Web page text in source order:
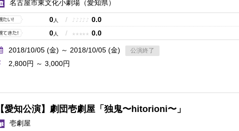
名古屋市東文化小劇場 （愛知県）
0人 / ♪ ♪ ♪ ♪ ♪
0.0
0人 / ★ ★ ★ ★ ★ 0.0
2018/10/05 (金) ～ 2018/10/05 (金) 公演終了
2,800円 ～ 3,000円
【愛知公演】劇団壱劇屋「独鬼〜hitorioni〜」
壱劇屋